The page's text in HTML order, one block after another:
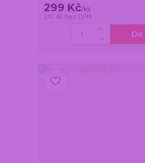
299 Kč/ks
247 Kč bez DPH
Do